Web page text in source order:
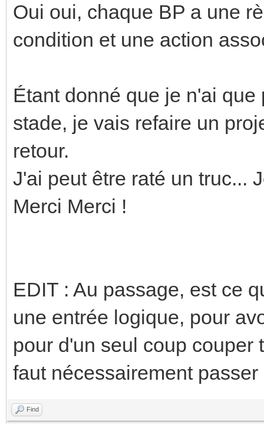
Oui oui, chaque BP a une
condition et une action
Étant donné que je n'ai
stade, je vais refaire un
retour.
J'ai peut être raté un truc...
Merci Merci !
EDIT : Au passage, est ce
une entrée logique, pour
pour d'un seul coup
faut nécessairement
Find